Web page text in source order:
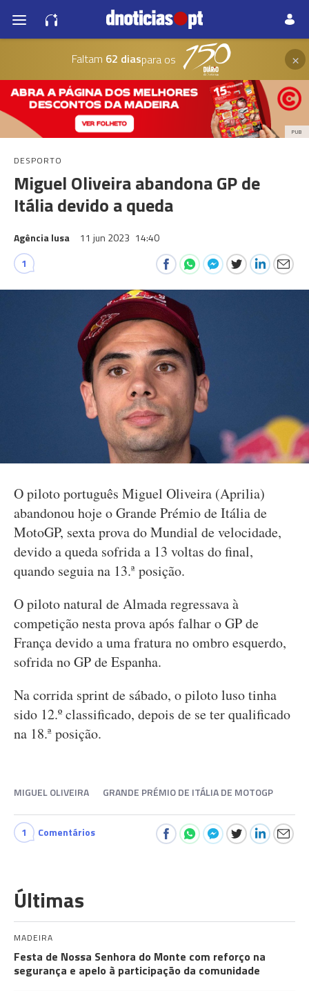
Faltam 62 diaspara os ×
PUB
DESPORTO
Miguel Oliveira abandona GP de
Itália devido a queda
Agência lusa 11 jun 2023 14:40
1
O piloto português Miguel Oliveira (Aprilia)
abandonou hoje o Grande Prémio de Itália de
MotoGP, sexta prova do Mundial de velocidade,
devido a queda sofrida a 13 voltas do final,
quando seguia na 13.ª posição.
O piloto natural de Almada regressava à
competição nesta prova após falhar o GP de
França devido a uma fratura no ombro esquerdo,
sofrida no GP de Espanha.
Na corrida sprint de sábado, o piloto luso tinha
sido 12.º classificado, depois de se ter qualificado
na 18.ª posição.
MIGUEL OLIVEIRA GRANDE PRÉMIO DE ITÁLIA DE MOTOGP
1 Comentários
Últimas
MADEIRA
Festa de Nossa Senhora do Monte com reforço na
segurança e apelo à participação da comunidade